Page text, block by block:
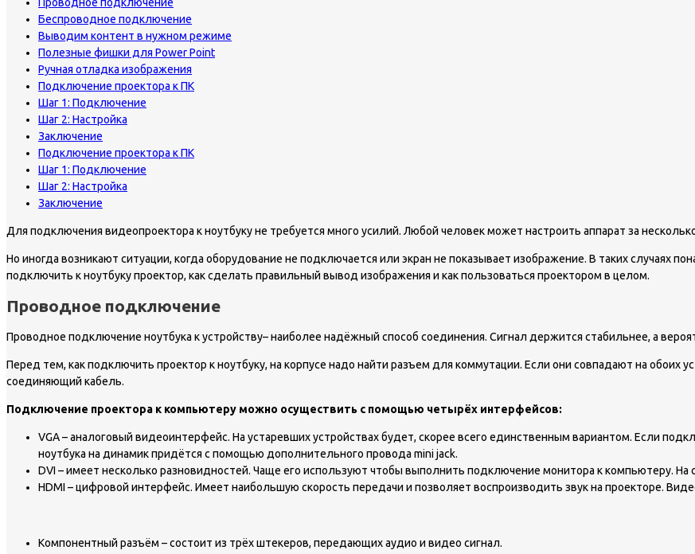
Беспроводное подключение
Выводим контент в нужном режиме
Полезные фишки для Power Point
Ручная отладка изображения
Подключение проектора к ПК
Шаг 1: Подключение
Шаг 2: Настройка
Заключение
Подключение проектора к ПК
Шаг 1: Подключение
Шаг 2: Настройка
Заключение
Для подключения видеопроектора к ноутбуку не требуется много усилий. Любой человек может настроить аппарат за
Но иногда возникают ситуации, когда оборудование не подключается или экран не показывает изображение. В таких случаях
подключить к ноутбуку проектор, как сделать правильный вывод изображения и как пользоваться проектором в целом.
Проводное подключение
Проводное подключение ноутбука к устройству– наиболее надёжный способ соединения. Сигнал держится стабильнее, а
Перед тем, как подключить проектор к ноутбуку, на корпусе надо найти разъем для коммутации. Если они совпадают на обоих
соединяющий кабель.
Подключение проектора к компьютеру можно осуществить с помощью четырёх интерфейсов:
VGA – аналоговый видеоинтерфейс. На устаревших устройствах будет, скорее всего единственным вариантом. Если
ноутбука на динамик придётся с помощью дополнительного провода mini jack.
DVI – имеет несколько разновидностей. Чаще его используют чтобы выполнить подключение монитора к компьютеру. На
HDMI – цифровой интерфейс. Имеет наибольшую скорость передачи и позволяет воспроизводить звук на проекторе.
Компонентный разъём – состоит из трёх штекеров, передающих аудио и видео сигнал.